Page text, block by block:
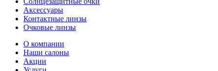
Аксессуары
Контактные линзы
Очковые линзы
О компании
Наши салоны
Акции